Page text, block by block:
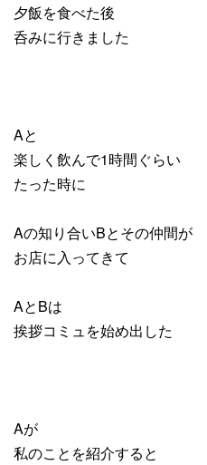
夕飯を食べた後
呑みに行きました
Aと
楽しく飲んで1時間ぐらい
たった時に
Aの知り合いBとその仲間が
お店に入ってきて
AとBは
挨拶コミュを始め出した
Aが
私のことを紹介すると